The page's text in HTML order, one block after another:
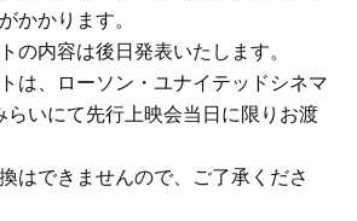
かかります。
の内容は後日発表いたします。
は、ローソン・ユナイテッドシネマ
らいにて先行上映会当日に限りお渡
はできませんので、ご了承くださ